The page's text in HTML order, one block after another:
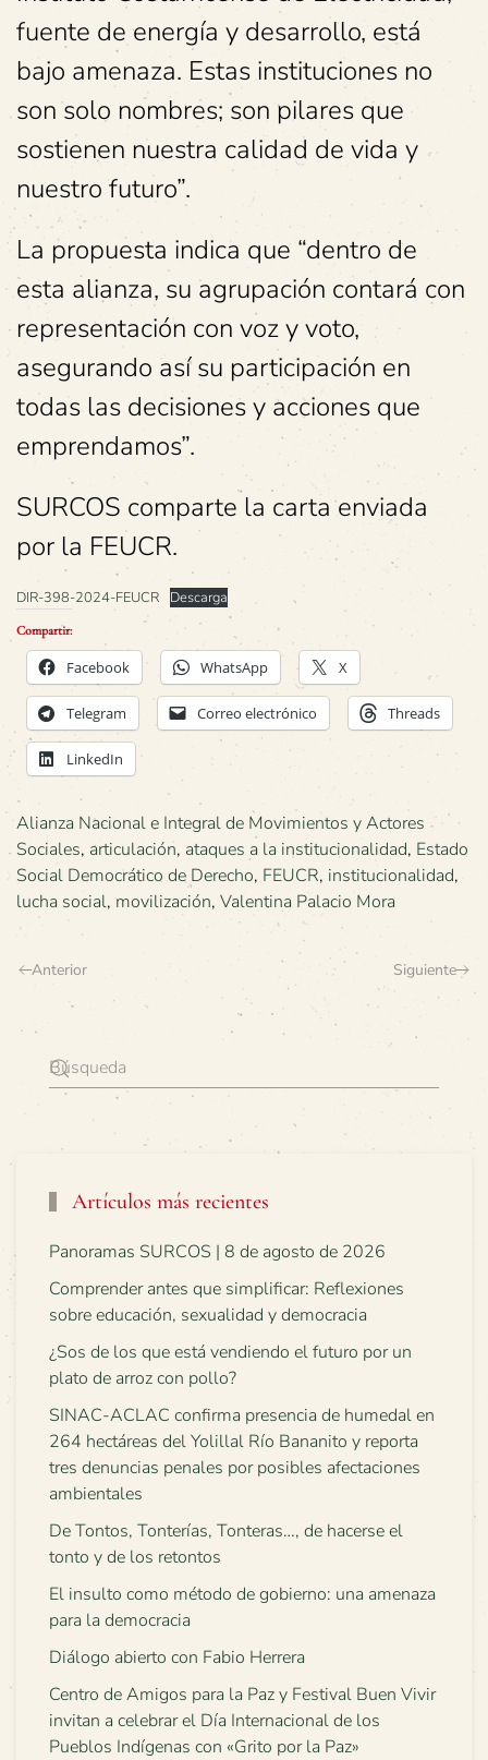
fuente de energía y desarrollo, está
bajo amenaza. Estas instituciones no
son solo nombres; son pilares que
sostienen nuestra calidad de vida y
nuestro futuro”.
La propuesta indica que “dentro de
esta alianza, su agrupación contará con
representación con voz y voto,
asegurando así su participación en
todas las decisiones y acciones que
emprendamos”.
SURCOS comparte la carta enviada
por la FEUCR.
DIR-398-2024-FEUCR Descarga
Compartir:
Facebook WhatsApp X
Telegram Correo electrónico Threads
LinkedIn
Alianza Nacional e Integral de Movimientos y Actores
Sociales, articulación, ataques a la institucionalidad, Estado
Social Democrático de Derecho, FEUCR, institucionalidad,
lucha social, movilización, Valentina Palacio Mora
Anterior Siguiente
Artículos más recientes
Panoramas SURCOS | 8 de agosto de 2026
Comprender antes que simplificar: Reflexiones
sobre educación, sexualidad y democracia
¿Sos de los que está vendiendo el futuro por un
plato de arroz con pollo?
SINAC-ACLAC confirma presencia de humedal en
264 hectáreas del Yolillal Río Bananito y reporta
tres denuncias penales por posibles afectaciones
ambientales
De Tontos, Tonterías, Tonteras…, de hacerse el
tonto y de los retontos
El insulto como método de gobierno: una amenaza
para la democracia
Diálogo abierto con Fabio Herrera
Centro de Amigos para la Paz y Festival Buen Vivir
invitan a celebrar el Día Internacional de los
Pueblos Indígenas con «Grito por la Paz»